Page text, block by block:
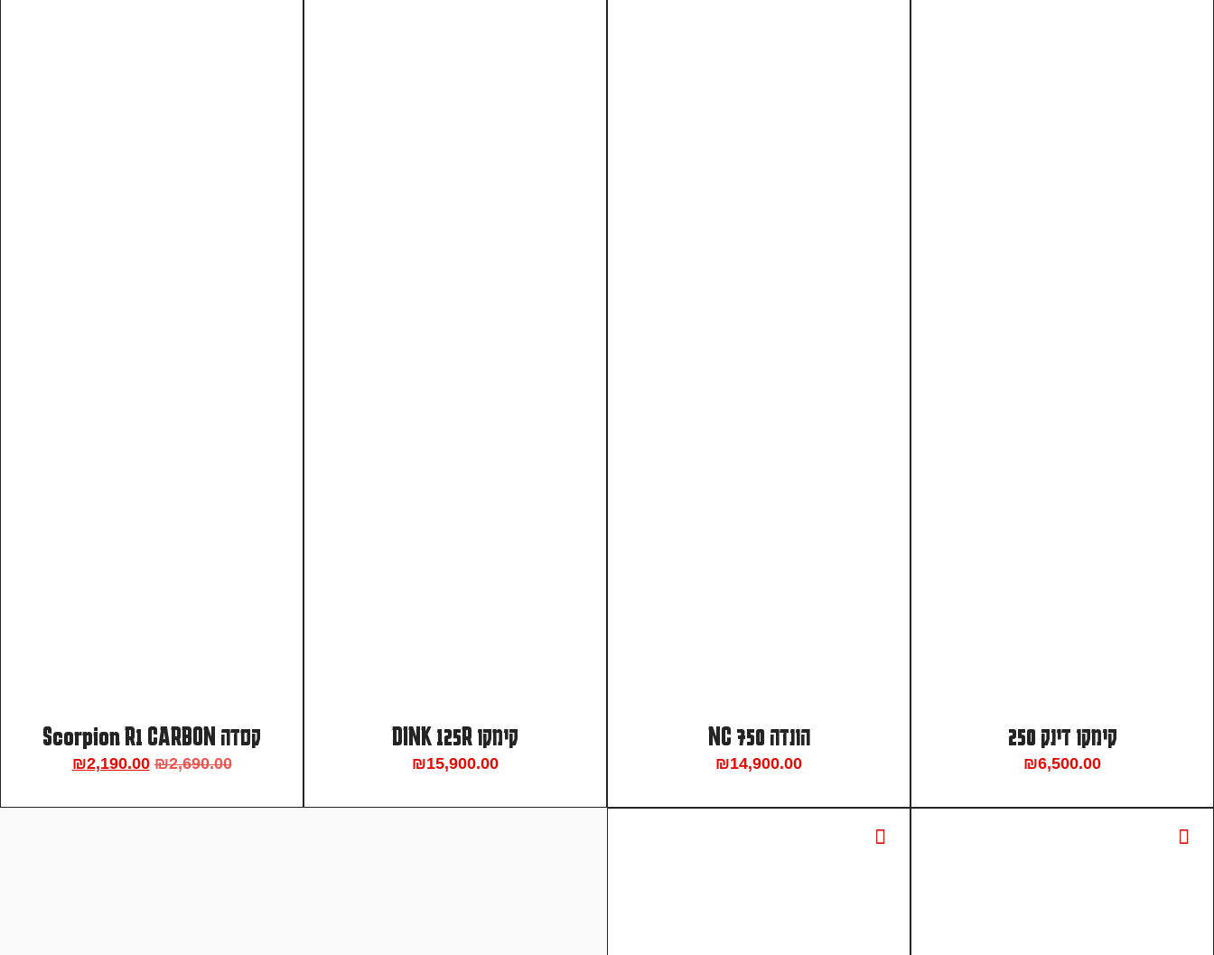
קימקו דינק 250
₪6,500.00
הונדה NC 750
₪14,900.00
קימקו DINK 125R
₪15,900.00
קסדה Scorpion R1 CARBON
₪2,690.00
₪2,190.00